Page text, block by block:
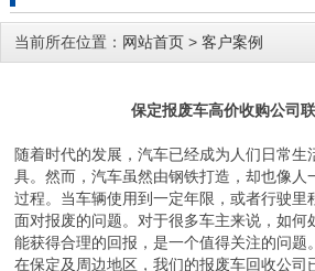
当前所在位置： 网站首页 > 客户案例
保定报废车高价收购公司
随着时代的发展，汽车已经成为人们日常生
具。然而，汽车虽然由钢铁打造，却也像人
过程。当车辆使用到一定年限，或者行驶里
面对报废的问题。对于很多车主来说，如何
能获得合理的回报，是一个值得关注的问题。
在保定及周边地区，我们的报废车回收公司